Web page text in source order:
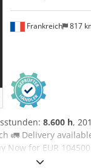
Frankreich 817
8.600 h,
🚛 Delivery
for EUR